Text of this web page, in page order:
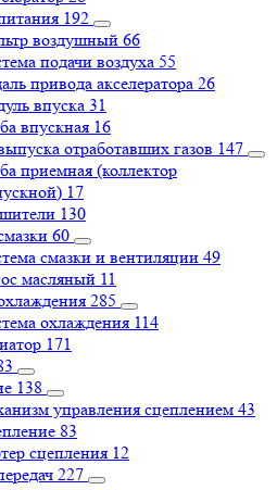
192
воздушный 66
подачи воздуха 55
привода акселератора 26
впуска 31
впускная 16
отработавших газов 147
приемная (коллектор
17
130
60
смазки и вентиляции 49
масляный 11
285
охлаждения 114
171
138
управления сцеплением 43
83
сцепления 12
227